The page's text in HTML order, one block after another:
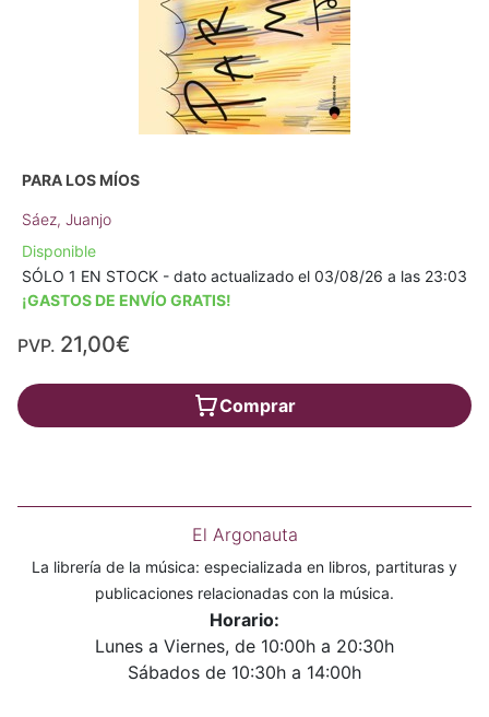
PARA LOS MÍOS
Sáez, Juanjo
Disponible
SÓLO 1 EN STOCK - dato actualizado el 03/08/26 a las 23:03
¡GASTOS DE ENVÍO GRATIS!
PVP. 21,00€
Comprar
El Argonauta
La librería de la música: especializada en libros, partituras y
publicaciones relacionadas con la música.
Horario:
Lunes a Viernes, de 10:00h a 20:30h
Sábados de 10:30h a 14:00h